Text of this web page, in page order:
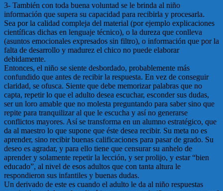
3- También con toda buena voluntad se le brinda al niño
información que supera su capacidad para recibirla y procesarla.
Sea por la calidad compleja del material (por ejemplo explicaciones
científicas dichas en lenguaje técnico), o la dureza que conlleva
(asuntos emocionales expresados sin filtro), o información que por la
falta de desarrollo y madurez el chico no puede elaborar
debidamente.
Entonces, el niño se siente desbordado, probablemente más
confundido que antes de recibir la respuesta. En vez de conseguir
claridad, se ofusca. Siente que debe memorizar palabras que no
capta, repetir lo que el adulto desea escuchar, esconder sus dudas,
ser un loro amable que no molesta preguntando para saber sino que
repite para tranquilizar al que le escucha y así no generarse
conflictos mayores. Así se transforma en un alumno estratégico, que
da al maestro lo que supone que éste desea recibir. Su meta no es
aprender, sino recibir buenas calificaciones para pasar de grado. Su
deseo es agradar, y para ello tiene que censurar su anhelo de
aprender y solamente repetir la lección, y ser prolijo, y estar “bien
educado”, al nivel de esos adultos que con tanta altura le
respondieron sus infantiles y buenas dudas.
Un derivado de este es cuando el adulto le da al niño respuestas